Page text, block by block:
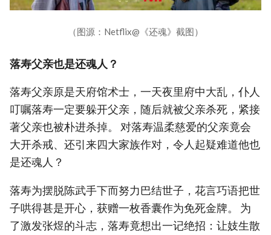
（图源：Netflix@《还魂》截图）
落寿父亲也是还魂人？
落寿父亲原是天府馆术士，一天夜里府中大乱，仆人
叮嘱落寿一定要躲开父亲，随后就被父亲杀死，紧接
著父亲也被朴进杀掉。 对落寿温柔慈爱的父亲竟会
大开杀戒、还引来四大家族作对，令人起疑难道他也
是还魂人？
落寿为摆脱陈武手下而努力巴结世子，花言巧语把世
子哄得甚是开心，获赠一枚香囊作为免死金牌。 为
了激发张煜的斗志，落寿竟想出一记绝招：让妓生散